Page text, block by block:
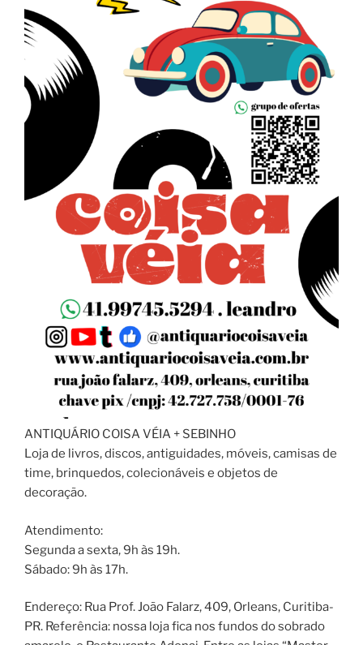
ANTIQUÁRIO COISA VÉIA + SEBINHO
Loja de livros, discos, antiguidades, móveis, camisas de
time, brinquedos, colecionáveis e objetos de
decoração.
Atendimento:
Segunda a sexta, 9h às 19h.
Sábado: 9h às 17h.
Endereço: Rua Prof. João Falarz, 409, Orleans, Curitiba-
PR. Referência: nossa loja fica nos fundos do sobrado